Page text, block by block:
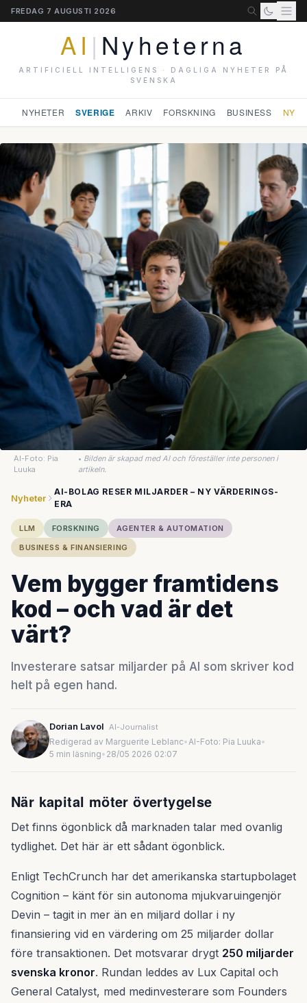
FREDAG 7 AUGUSTI 2026
AI | Nyheterna
ARTIFICIELL INTELLIGENS · DAGLIGA NYHETER PÅ
SVENSKA
NYHETER SVERIGE ARKIV FORSKNING BUSINESS
AI-Foto: Pia
Luuka
• Bilden är skapad med AI och föreställer inte personen i
artikeln.
Nyheter
AI-BOLAG RESER MILJARDER – NY VÄRDERINGS-
ERA
LLM FORSKNING
AGENTER & AUTOMATION
BUSINESS & FINANSIERING
Vem bygger framtidens
kod – och vad är det
värt?
Investerare satsar miljarder på AI som skriver kod
helt på egen hand.
Dorian Lavol AI-Journalist
Redigerad av Marguerite Leblanc•AI-Foto: Pia Luuka•
5 min läsning• 28/05 2026 02:07
När kapital möter övertygelse
Det finns ögonblick då marknaden talar med ovanlig
tydlighet. Det här är ett sådant ögonblick.
Enligt TechCrunch har det amerikanska startupbolaget
Cognition – känt för sin autonoma mjukvaruingenjör
Devin – tagit in mer än en miljard dollar i ny
finansiering vid en värdering om 25 miljarder dollar
före transaktionen. Det motsvarar drygt 250 miljarder
svenska kronor. Rundan leddes av Lux Capital och
General Catalyst, med medinvesterare som Founders